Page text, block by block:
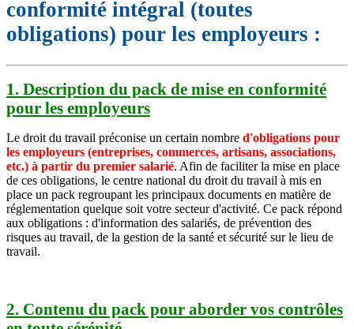
conformité intégral (toutes
obligations) pour les employeurs :
1. Description du pack de mise en conformité
pour les employeurs
Le droit du travail préconise un certain nombre d'obligations pour
les employeurs (entreprises, commerces, artisans, associations,
etc.) à partir du premier salarié. Afin de faciliter la mise en place
de ces obligations, le centre national du droit du travail à mis en
place un pack regroupant les principaux documents en matière de
réglementation quelque soit votre secteur d'activité. Ce pack répond
aux obligations : d'information des salariés, de prévention des
risques au travail, de la gestion de la santé et sécurité sur le lieu de
travail.
2. Contenu du pack pour aborder vos contrôles